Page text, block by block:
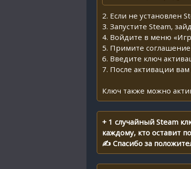
2. Если не установлен
3. Запустите Steam,
4. Войдите в меню
5. Примите соглашение
6. Введите ключ
7. После активации
Ключ также можно
+ 1 случайный Steam
каждому, кто оставит
✍ Спасибо за